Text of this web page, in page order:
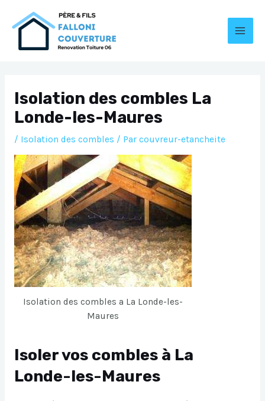
Isolation des combles La
Londe-les-Maures
/ Isolation des combles / Par couvreur-etancheite
Isolation des combles a La Londe-les-
Maures
Isoler vos combles à La
Londe-les-Maures